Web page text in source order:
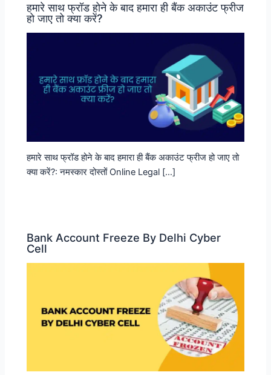
हमारे साथ फ्रॉड होने के बाद हमारा ही बैंक अकाउंट फ्रीज
हो जाए तो क्या करें?
हमारे साथ फ्रॉड होने के बाद हमारा ही बैंक अकाउंट फ्रीज हो जाए तो
क्या करें?: नमस्कार दोस्तों Online Legal […]
Bank Account Freeze By Delhi Cyber
Cell